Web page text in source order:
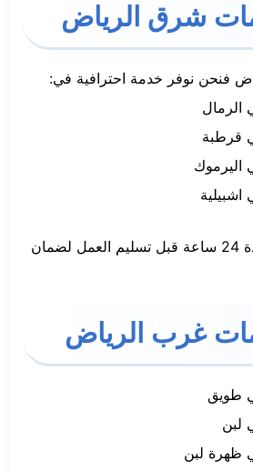
شرق الرياض
فنحن نوفر خدمة احترافية في:
قرطبة
نقوم باختبار العزل لمدة 24 ساعة قبل تسليم العمل لضمان
غرب الرياض
طويق
لبن
ظهرة لبن